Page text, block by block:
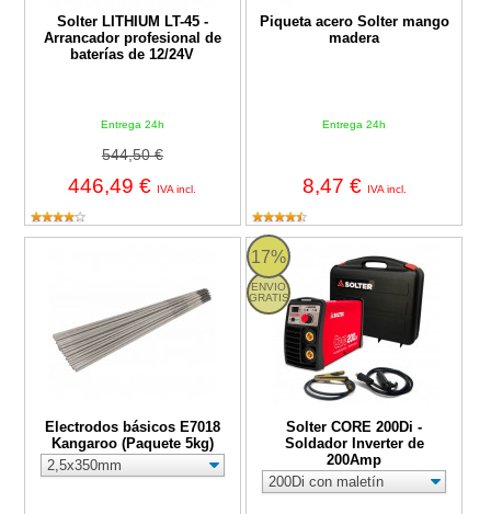
Solter LITHIUM LT-45 -
Arrancador profesional de
baterías de 12/24V
Entrega 24h
544,50 €
446,49 € IVA incl.
Piqueta acero Solter mango
madera
Entrega 24h
8,47 € IVA incl.
Electrodos básicos E7018
Kangaroo (Paquete 5kg)
Electrodos básicos E7018 Kangaroo (Paquete 5kg)
17%
ENVIO
GRATIS
Solter CORE 200Di -
Soldador Inverter de
200Amp
Solter CORE 200Di - Soldador